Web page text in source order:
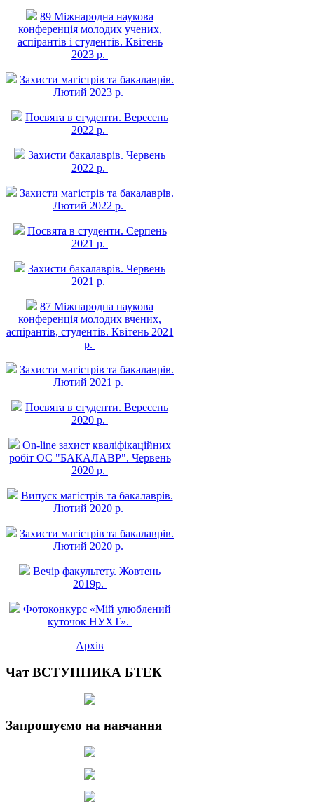
89 Міжнародна наукова
конференція молодих учених,
аспірантів і студентів. Квітень
2023 р.
Захисти магістрів та бакалаврів.
Лютий 2023 р.
Посвята в студенти. Вересень
2022 р.
Захисти бакалаврів. Червень
2022 р.
Захисти магістрів та бакалаврів.
Лютий 2022 р.
Посвята в студенти. Серпень
2021 р.
Захисти бакалаврів. Червень
2021 р.
87 Міжнародна наукова
конференція молодих вчених,
аспірантів, студентів. Квітень 2021
р.
Захисти магістрів та бакалаврів.
Лютий 2021 р.
Посвята в студенти. Вересень
2020 р.
On-line захист квалiфiкацiйних
робiт ОС "БАКАЛАВР". Червень
2020 р.
Випуск магістрів та бакалаврів.
Лютий 2020 р.
Захисти магістрів та бакалаврів.
Лютий 2020 р.
Вечір факультету. Жовтень
2019р.
Фотоконкурс «Мій улюблений
куточок НУХТ».
Архів
Чат ВСТУПНИКА БТЕК
Запрошуємо на навчання